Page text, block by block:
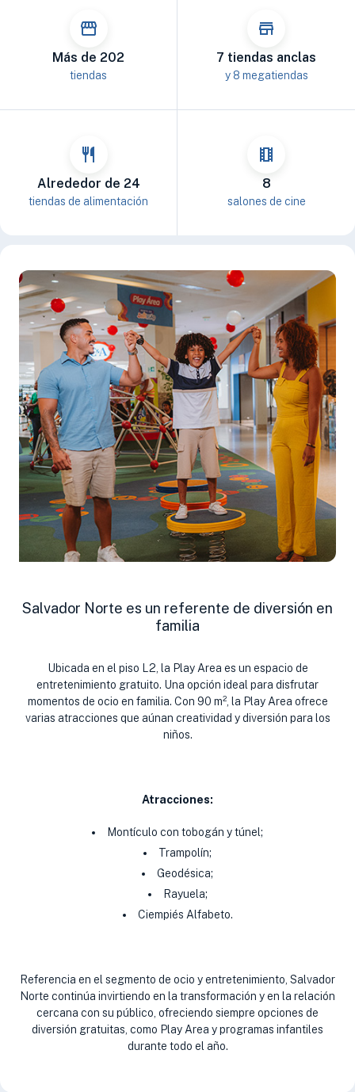
Más de 202
tiendas
7 tiendas anclas
y 8 megatiendas
Alrededor de 24
tiendas de alimentación
8
salones de cine
Salvador Norte es un referente de diversión en
familia
Ubicada en el piso L2, la Play Area es un espacio de
entretenimiento gratuito. Una opción ideal para disfrutar
momentos de ocio en familia. Con 90 m², la Play Area ofrece
varias atracciones que aúnan creatividad y diversión para los
niños.
Atracciones:
Montículo con tobogán y túnel;
Trampolín;
Geodésica;
Rayuela;
Ciempiés Alfabeto.
Referencia en el segmento de ocio y entretenimiento, Salvador
Norte continúa invirtiendo en la transformación y en la relación
cercana con su público, ofreciendo siempre opciones de
diversión gratuitas, como Play Area y programas infantiles
durante todo el año.